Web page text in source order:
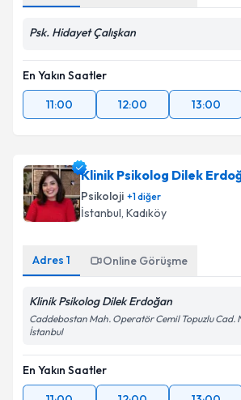
Psk. Hidayet Çalışkan
En Yakın Saatler
11:00
12:00 13:00
Klinik Psikolog Dilek
Psikoloji +1diğer
İstanbul, Kadıköy
Adres 1 Online Görüşme
Klinik Psikolog Dilek Erdoğan
Caddebostan Mah. Operatör Cemil Topuzlu Cad.
İstanbul
En Yakın Saatler